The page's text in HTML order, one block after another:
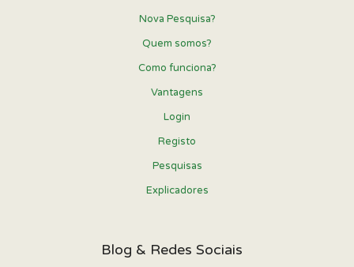
Nova Pesquisa?
Quem somos?
Como funciona?
Vantagens
Login
Registo
Pesquisas
Explicadores
Blog & Redes Sociais